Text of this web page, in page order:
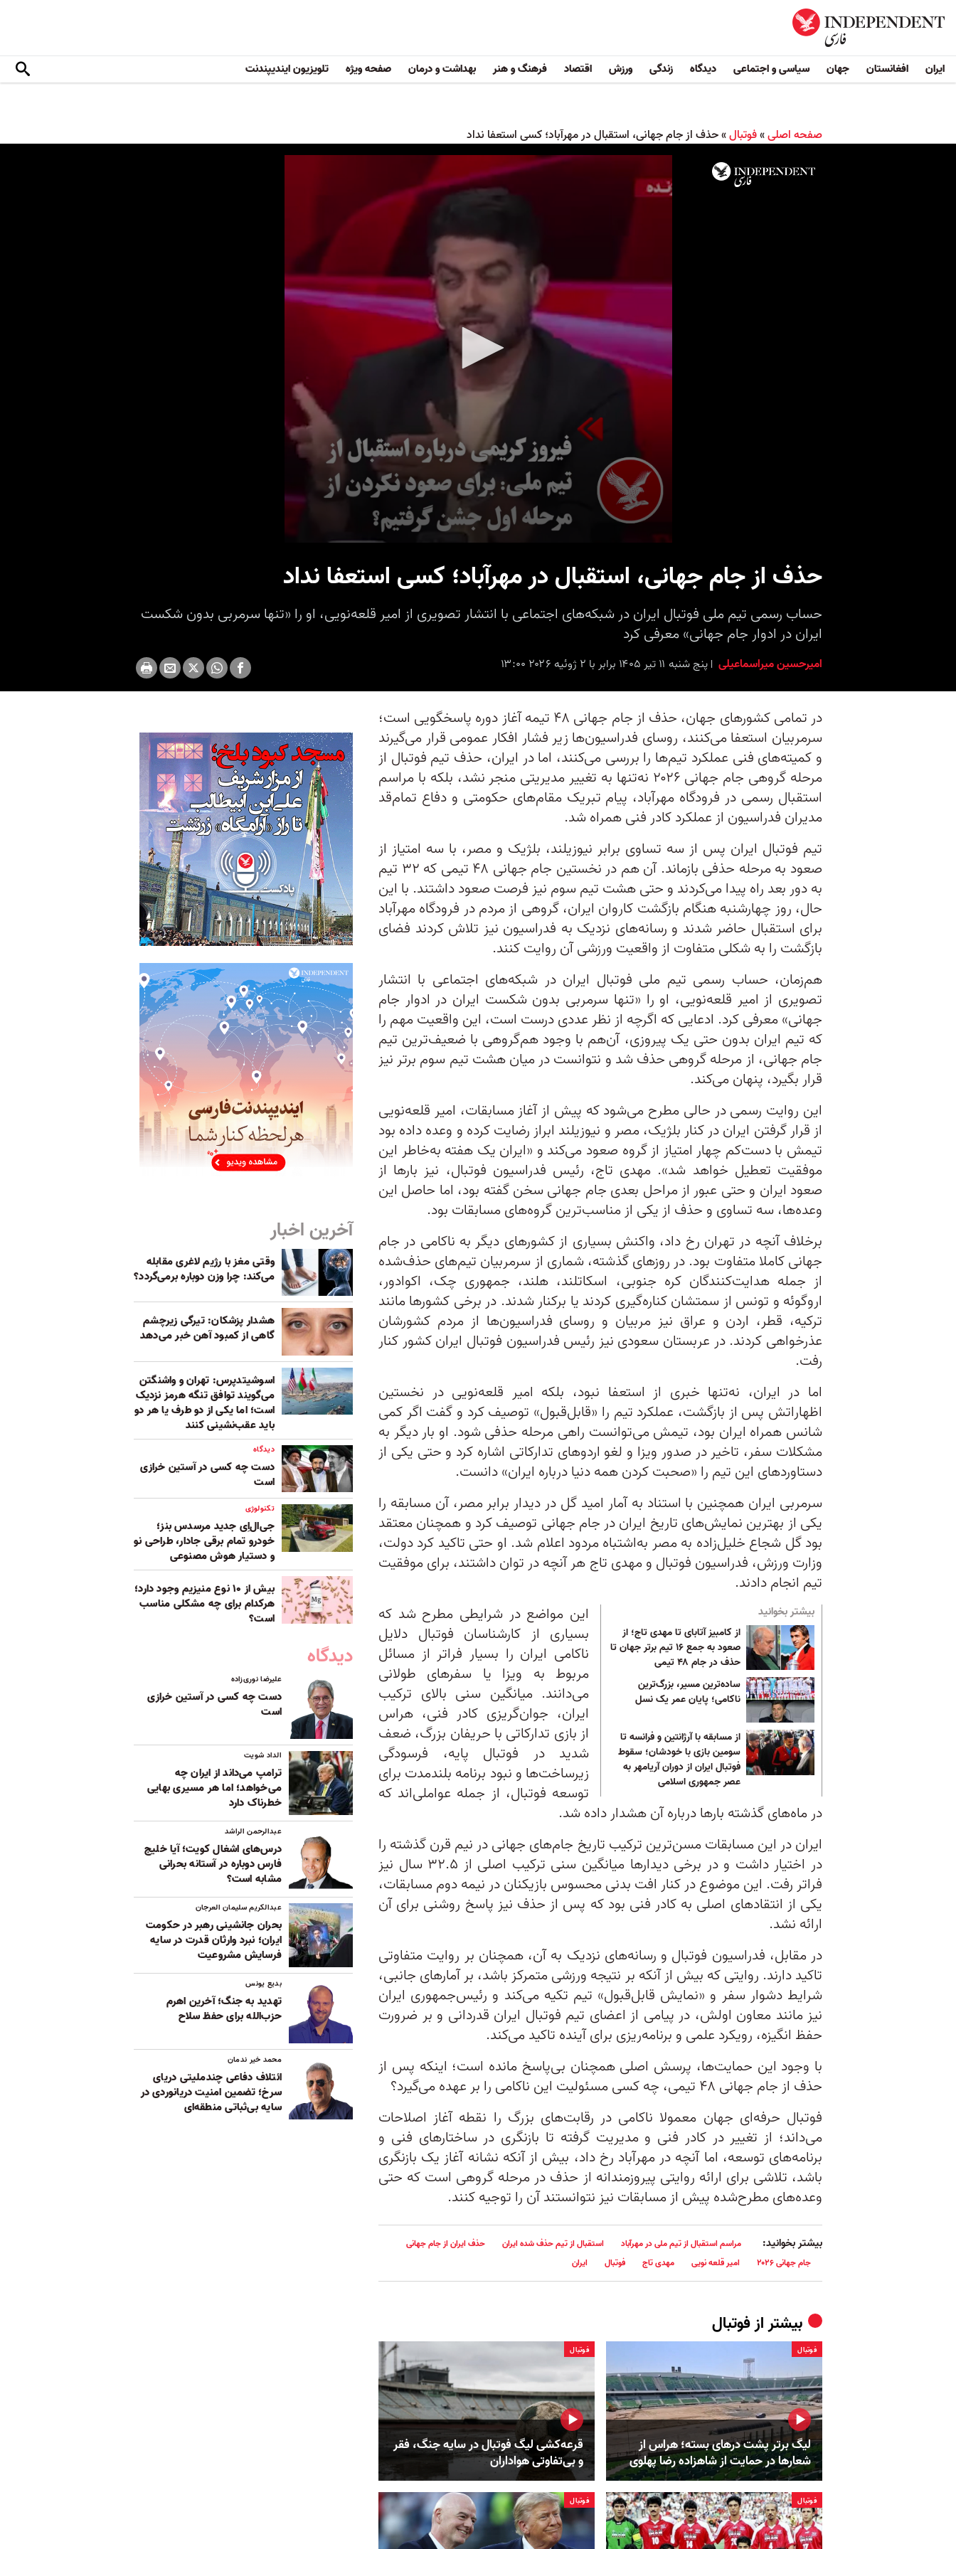
ایران افغانستان جهان سیاسی و اجتماعی دیدگاه زندگی ورزش اقتصاد فرهنگ و هنر بهداشت و درمان صفحه ویژه تلویزیون ایندیپندنت
صفحه اصلی»فوتبال»حذف از جام جهانی، استقبال در مهرآباد؛ کسی استعفا نداد
secondsVolume
حذف از جام جهانی، استقبال در مهرآباد؛ کسی استعفا نداد
حساب رسمی تیم ملی فوتبال ایران در شبکه‌های اجتماعی با انتشار تصویری از امیر قلعه‌نویی، او را «تنها سرمربی بدون شکست
ایران در ادوار جام جهانی» معرفی کرد
امیرحسین میراسماعیلی پنج شنبه ۱۱ تیر ۱۴۰۵ برابر با ۲ ژوئیه ۲۰۲۶ ۱۳:۰۰
در تمامی کشورهای جهان، حذف از جام جهانی ۴۸ تیمه آغاز دوره پاسخگویی است؛
سرمربیان استعفا می‌کنند، روسای فدراسیون‌ها زیر فشار افکار عمومی قرار می‌گیرند
و کمیته‌های فنی عملکرد تیم‌ها را بررسی می‌کنند، اما در ایران، حذف تیم فوتبال از
مرحله گروهی جام جهانی ۲۰۲۶ نه‌تنها به تغییر مدیریتی منجر نشد، بلکه با مراسم
استقبال رسمی در فرودگاه مهرآباد، پیام‌ تبریک مقام‌های حکومتی و دفاع تمام‌قد
مدیران فدراسیون از عملکرد کادر فنی همراه شد.
تیم فوتبال ایران پس از سه تساوی برابر نیوزیلند، بلژیک و مصر، با سه امتیاز از
صعود به مرحله حذفی بازماند. آن هم در نخستین جام جهانی ۴۸ تیمی که ۳۲ تیم
به دور بعد راه پیدا می‌کردند و حتی هشت تیم سوم نیز فرصت صعود داشتند. با این
حال، روز چهارشنبه هنگام بازگشت کاروان ایران، گروهی از مردم در فرودگاه مهرآباد
برای استقبال حاضر شدند و رسانه‌های نزدیک به فدراسیون نیز تلاش کردند فضای
بازگشت را به شکلی متفاوت از واقعیت ورزشی آن روایت کنند.
هم‌زمان، حساب رسمی تیم ملی فوتبال ایران در شبکه‌های اجتماعی با انتشار
تصویری از امیر قلعه‌نویی، او را «تنها سرمربی بدون شکست ایران در ادوار جام
جهانی» معرفی کرد. ادعایی که اگرچه از نظر عددی درست است، این واقعیت مهم‌ را
که تیم ایران بدون حتی یک پیروزی، آن‌هم با وجود هم‌گروهی با ضعیف‌ترین تیم
جام جهانی، از مرحله گروهی حذف شد و نتوانست در میان هشت تیم سوم برتر نیز
قرار بگیرد، پنهان می‌کند.
این روایت رسمی در حالی مطرح می‌شود که پیش از آغاز مسابقات، امیر قلعه‌نویی
از قرار گرفتن ایران در کنار بلژیک، مصر و نیوزیلند ابراز رضایت کرده و وعده داده بود
تیمش با دست‌کم چهار امتیاز از گروه صعود می‌کند و «ایران یک هفته به‌خاطر این
موفقیت تعطیل خواهد شد». مهدی تاج، رئیس فدراسیون فوتبال، نیز بارها از
صعود ایران و حتی عبور از مراحل بعدی جام جهانی سخن گفته بود، اما حاصل این
وعده‌ها، سه تساوی و حذف از یکی از مناسب‌ترین گروه‌های مسابقات بود.
برخلاف آنچه در تهران رخ داد، واکنش بسیاری از کشورهای دیگر به ناکامی در جام
جهانی کاملا متفاوت بود. در روزهای گذشته، شماری از سرمربیان تیم‌های حذف‌شده
از جمله هدایت‌کنندگان کره جنوبی، اسکاتلند، هلند، جمهوری چک، اکوادور،
اروگوئه و تونس از سمتشان کناره‌گیری کردند یا برکنار شدند. در برخی کشورها مانند
ترکیه، قطر، اردن و عراق نیز مربیان و روسای فدراسیون‌ها از مردم کشورشان
عذرخواهی کردند. در عربستان سعودی نیز رئيس فدراسیون فوتبال ایران کشور کنار
رفت.
اما در ایران، نه‌تنها خبری از استعفا نبود، بلکه امیر قلعه‌نویی در نخستین
اظهاراتش پس از بازگشت، عملکرد تیم را «قابل‌قبول» توصیف کرد و گفت اگر کمی
شانس همراه ایران بود، تیمش می‌توانست راهی مرحله حذفی شود. او بار دیگر به
مشکلات سفر، تاخیر در صدور ویزا و لغو اردوهای تدارکاتی اشاره کرد و حتی یکی از
دستاوردهای این تیم را «صحبت کردن همه دنیا درباره ایران» دانست.
سرمربی ایران همچنین با استناد به آمار امید گل در دیدار برابر مصر، آن مسابقه را
یکی از بهترین نمایش‌های تاریخ ایران در جام جهانی توصیف کرد و همچنان معتقد
بود گل شجاع خلیل‌زاده به مصر به‌اشتباه مردود اعلام شد. او حتی تاکید کرد دولت،
وزارت ورزش، فدراسیون فوتبال و مهدی تاج هر آنچه در توان داشتند، برای موفقیت
تیم انجام دادند.
بیشتر بخوانید
از کامبیز آتابای تا مهدی تاج؛ از
صعود به جمع ۱۶ تیم برتر جهان تا
حذف در جام ۴۸ تیمی
ساده‌ترین مسیر، بزرگ‌ترین
ناکامی؛ پایان عمر یک نسل
از مسابقه با آرژانتین و فرانسه تا
سومین بازی با خودشان؛ سقوط
فوتبال ایران از دوران آریامهر به
عصر جمهوری اسلامی
این مواضع در شرایطی مطرح شد که
بسیاری از کارشناسان فوتبال دلایل
ناکامی ایران را بسیار فراتر از مسائل
مربوط به ویزا یا سفرهای طولانی
می‌دانند. میانگین سنی بالای ترکیب
ایران، جوان‌گریزی کادر فنی، هراس
از بازی‌ تدارکاتی با حریفان بزرگ، ضعف
شدید در فوتبال پایه، فرسودگی
زیرساخت‌ها و نبود برنامه بلندمدت برای
توسعه فوتبال، از جمله عواملی‌اند که
در ماه‌های گذشته بارها درباره آن هشدار داده شد.
ایران در این مسابقات مسن‌ترین ترکیب‌ تاریخ جام‌های جهانی در نیم قرن گذشته را
در اختیار داشت و در برخی دیدارها میانگین سنی ترکیب اصلی از ۳۲.۵ سال نیز
فراتر رفت. این موضوع در کنار افت بدنی محسوس بازیکنان در نیمه‌ دوم مسابقات،
یکی از انتقادهای اصلی به کادر فنی بود که پس از حذف نیز پاسخ روشنی برای آن
ارائه نشد.
در مقابل، فدراسیون فوتبال و رسانه‌های نزدیک به آن، همچنان بر روایت متفاوتی
تاکید دارند. روایتی که بیش از آنکه بر نتیجه ورزشی متمرکز باشد، بر آمارهای جانبی،
شرایط دشوار سفر و «نمایش قابل‌قبول» تیم تکیه می‌کند و رئیس‌جمهوری ایران
نیز مانند معاون اولش، در پیامی از اعضای تیم فوتبال ایران قدردانی و بر ضرورت
حفظ انگیزه، رویکرد علمی و برنامه‌ریزی برای آینده تاکید می‌کند.
با وجود این حمایت‌ها، پرسش اصلی همچنان بی‌پاسخ مانده است؛ اینکه پس از
حذف از جام جهانی ۴۸ تیمی، چه کسی مسئولیت این ناکامی را بر عهده می‌گیرد؟
فوتبال حرفه‌ای جهان معمولا ناکامی در رقابت‌های بزرگ را نقطه آغاز اصلاحات
می‌داند؛ از تغییر در کادر فنی و مدیریت گرفته تا بازنگری در ساختارهای فنی و
برنامه‌های توسعه، اما آنچه در مهرآباد رخ داد، بیش از آنکه نشانه آغاز یک بازنگری
باشد، تلاشی برای ارائه روایتی پیروزمندانه از حذف در مرحله گروهی است که حتی
وعده‌های مطرح‌شده پیش از مسابقات نیز نتوانستند آن را توجیه کنند.
بیشتر بخوانید: مراسم استقبال از تیم ملی در مهرآباد استقبال از تیم حذف شده ایران
حذف ایران از جام جهانی
جام جهانی ۲۰۲۶
امیر قلعه نویی مهدی تاج فوتبال ایران
بیشتر ازفوتبال
فوتبال
لیگ برتر پشت درهای بسته؛ هراس از
شعارها در حمایت از شاهزاده رضا پهلوی
فوتبال
قرعه‌کشی لیگ فوتبال در سایه جنگ، فقر
و بی‌تفاوتی هواداران
فوتبال فوتبال
آخرین اخبار
وقتی مغز با رژیم لاغری مقابله
می‌کند: چرا وزن دوباره برمی‌گردد؟
هشدار پزشکان: تیرگی زیرچشم
گاهی از کمبود آهن خبر می‌دهد
اسوشیتدپرس: تهران و واشنگتن
می‌گویند توافق تنگه هرمز نزدیک
است؛ اما یکی از دو طرف یا هر دو
باید عقب‌نشینی کنند
دیدگاه
دست چه کسی در آستین خرازی
است
تکنولوژی
جی‌ال‌اِی جدید مرسدس بنز؛
خودرو تمام برقی جادار، طراحی نو
و دستیار هوش مصنوعی
بیش از ۱۰ نوع منیزیم وجود دارد؛
هر‌کدام برای چه مشکلی مناسب‌
است؟
دیدگاه
علیرضا نوری‌زاده
دست چه کسی در آستین خرازی
است
الداد شویت
ترامپ می‌داند از ایران چه
می‌خواهد؛ اما هر مسیری بهایی
خطرناک دارد
عبدالرحمن الراشد
درس‌های اشغال کویت؛ آیا خلیج
فارس دوباره در آستانه بحرانی
مشابه است؟
عبدالکریم سلیمان العرجان
بحران جانشینی رهبر در حکومت
ایران؛ نبرد وارثان قدرت در سایه
فرسایش مشروعیت
بدیع یونس
تهدید به جنگ؛ آخرین اهرم
حزب‌الله برای حفظ سلاح
محمد خیر ندمان
ائتلاف دفاعی چندملیتی دریای
سرخ؛ تضمین امنیت دریانوردی در
سایه بی‌ثباتی‌ منطقه‌ای